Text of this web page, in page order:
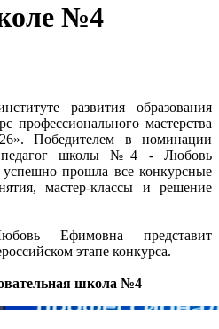
№4
развития образования
профессионального мастерства
Победителем в номинации
педагог школы №4 - Любовь
прошла все конкурсные
мастер-классы и решение
Ефимовна представит
этапе конкурса.
школа №4